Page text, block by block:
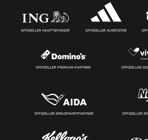
OFFIZIELLER HAUPTSPONSOR OFFIZIELLER AUSRÜSTER
OFFIZIELLER PREMIUM-PARTNER OFFIZIELLER
OFFIZIELLER KREUZFAHRTPARTNER OFFIZIELLER